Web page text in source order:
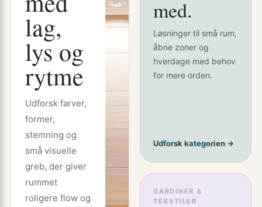
lag,
lys og
rytme
Udforsk farver,
former,
stemning og
små visuelle
greb, der giver
rummet
roligere flow og
med.
Løsninger til små rum,
åbne zoner og
hverdage med behov
for mere orden.
Udforsk kategorien →
GARDINER &
TEKSTILER